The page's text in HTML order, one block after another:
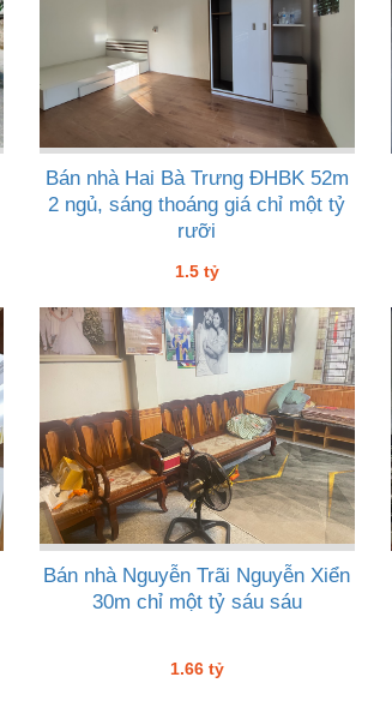
Bán nhà Hai Bà Trưng ĐHBK 52m
2 ngủ, sáng thoáng giá chỉ một tỷ
rưỡi
1.5 tỷ
Bán nhà Nguyễn Trãi Nguyễn Xiển
30m chỉ một tỷ sáu sáu
1.66 tỷ